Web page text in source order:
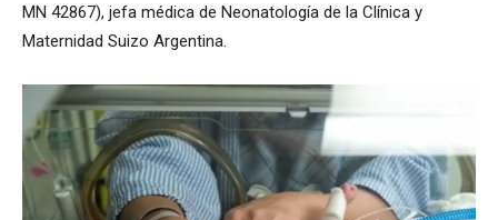
MN 42867), jefa médica de Neonatología de la Clínica y
Maternidad Suizo Argentina.